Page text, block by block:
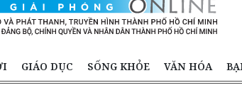
GIÁO DỤC SỐNG KHỎE VĂN HÓA